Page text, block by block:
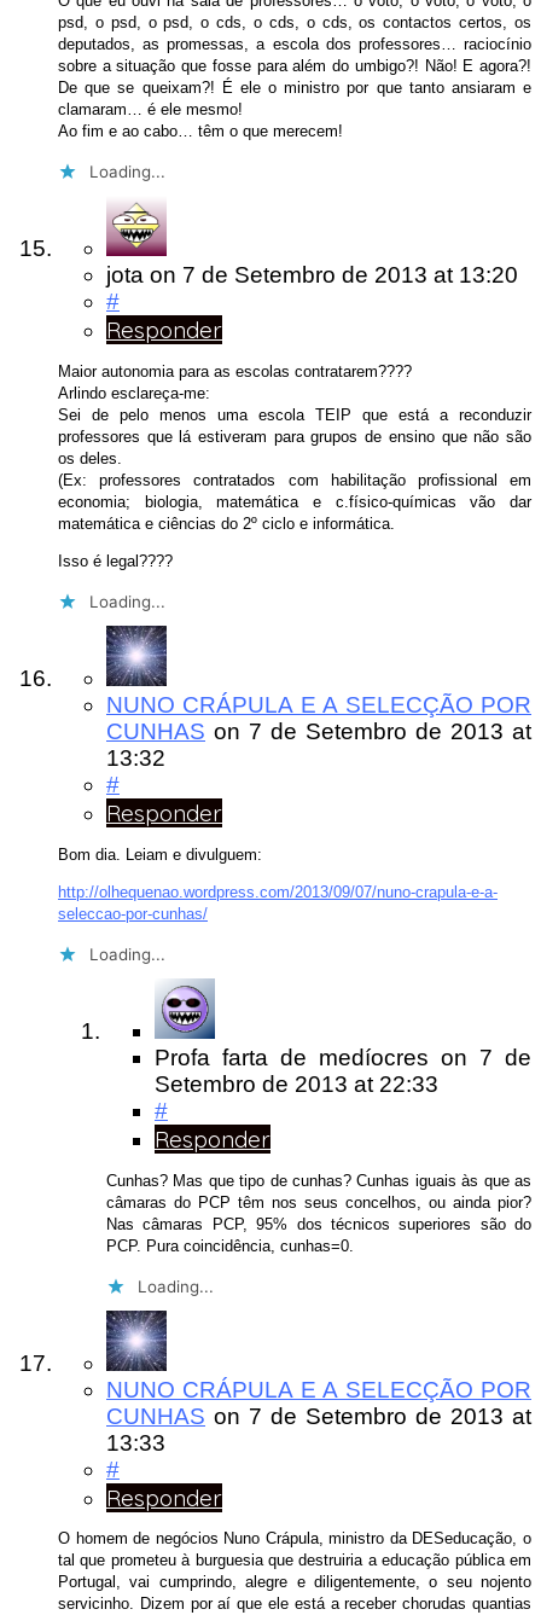
psd, o psd, o psd, o cds, o cds, o cds, os contactos certos, os
deputados, as promessas, a escola dos professores… raciocínio
sobre a situação que fosse para além do umbigo?! Não! E agora?!
De que se queixam?! É ele o ministro por que tanto ansiaram e
clamaram… é ele mesmo!
Ao fim e ao cabo… têm o que merecem!
Loading...
jota on 7 de Setembro de 2013 at 13:20
#
Responder
Maior autonomia para as escolas contratarem????
Arlindo esclareça-me:
Sei de pelo menos uma escola TEIP que está a reconduzir
professores que lá estiveram para grupos de ensino que não são
os deles.
(Ex: professores contratados com habilitação profissional em
economia; biologia, matemática e c.físico-químicas vão dar
matemática e ciências do 2º ciclo e informática.
Isso é legal????
Loading...
NUNO CRÁPULA E A SELECÇÃO POR
CUNHAS on 7 de Setembro de 2013 at
13:32
#
Responder
Bom dia. Leiam e divulguem:
http://olhequenao.wordpress.com/2013/09/07/nuno-crapula-e-a-
seleccao-por-cunhas/
Loading...
Profa farta de medíocres on 7 de
Setembro de 2013 at 22:33
#
Responder
Cunhas? Mas que tipo de cunhas? Cunhas iguais às que as
câmaras do PCP têm nos seus concelhos, ou ainda pior?
Nas câmaras PCP, 95% dos técnicos superiores são do
PCP. Pura coincidência, cunhas=0.
Loading...
NUNO CRÁPULA E A SELECÇÃO POR
CUNHAS on 7 de Setembro de 2013 at
13:33
#
Responder
O homem de negócios Nuno Crápula, ministro da DESeducação, o
tal que prometeu à burguesia que destruiria a educação pública em
Portugal, vai cumprindo, alegre e diligentemente, o seu nojento
servicinho. Dizem por aí que ele está a receber chorudas quantias